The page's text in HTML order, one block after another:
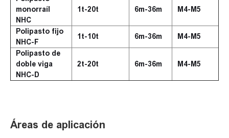
monorraíl
NHC
1t-20t 6m-36m M4-M5
Polipasto fijo
NHC-F
1t-10t 6m-36m
M4-M5
Polipasto de
doble viga
NHC-D
2t-20t 6m-36m M4-M5
Áreas de aplicación